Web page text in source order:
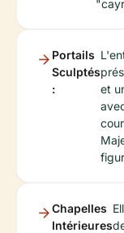
Portails
Sculptés
:
et
Chapelles
Intérieures